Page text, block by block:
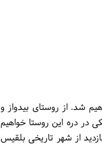
شد. از روستای بیدواز و
در دره این روستا خواهیم
از شهر تاریخی بلقیس